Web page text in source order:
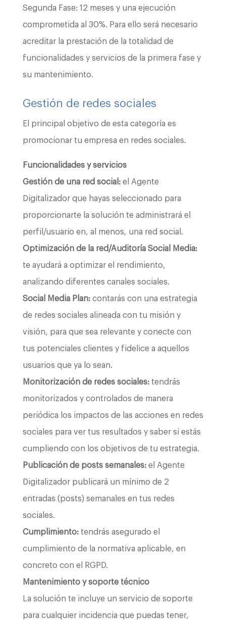
Segunda Fase: 12 meses y una ejecución
comprometida al 30%. Para ello será necesario
acreditar la prestación de la totalidad de
funcionalidades y servicios de la primera fase y
su mantenimiento.
Gestión de redes sociales
El principal objetivo de esta categoría es
promocionar tu empresa en redes sociales.
Funcionalidades y servicios
Gestión de una red social:el Agente
Digitalizador que hayas seleccionado para
proporcionarte la solución te administrará el
perfil/usuario en, al menos, una red social.
Optimización de la red/Auditoría Social Media:
te ayudará a optimizar el rendimiento,
analizando diferentes canales sociales.
Social Media Plan:contarás con una estrategia
de redes sociales alineada con tu misión y
visión, para que sea relevante y conecte con
tus potenciales clientes y fidelice a aquellos
usuarios que ya lo sean.
Monitorización de redes sociales:tendrás
monitorizados y controlados de manera
periódica los impactos de las acciones en redes
sociales para ver tus resultados y saber si estás
cumpliendo con los objetivos de tu estrategia.
Publicación de posts semanales:el Agente
Digitalizador publicará un mínimo de 2
entradas (posts) semanales en tus redes
sociales.
Cumplimiento:tendrás asegurado el
cumplimiento de la normativa aplicable, en
concreto con el RGPD.
Mantenimiento y soporte técnico
La solución te incluye un servicio de soporte
para cualquier incidencia que puedas tener,